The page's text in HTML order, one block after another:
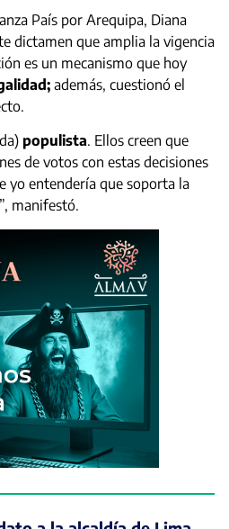
País por Arequipa, Diana
dictamen que amplia la vigencia
es un mecanismo que hoy
además, cuestionó el
populista. Ellos creen que
de votos con estas decisiones
yo entendería que soporta la
manifestó.